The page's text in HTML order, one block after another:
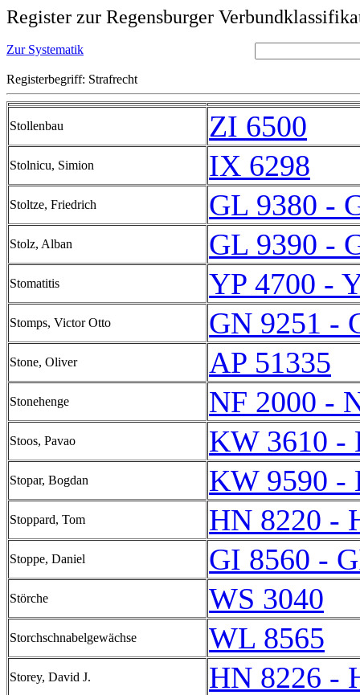
Register zur Regensburger
Zur Systematik
Registerbegriff: Strafrecht
Stollenbau ZI 6500
Stolnicu, Simion IX 6298
Stoltze, Friedrich GL 9380 -
Stolz, Alban GL 9390 -
Stomatitis YP 4700 -
Stomps, Victor Otto GN 9251 -
Stone, Oliver AP 51335
Stonehenge NF 2000 -
Stoos, Pavao KW 3610 -
Stopar, Bogdan KW 9590 -
Stoppard, Tom HN 8220 -
Stoppe, Daniel GI 8560 -
Störche WS 3040
Storchschnabelgewächse WL 8565
Storey, David J. HN 8226 -